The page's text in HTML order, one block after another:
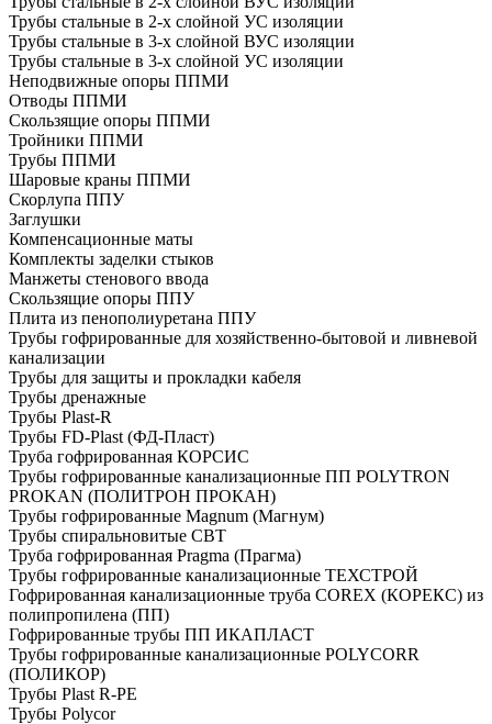
Трубы стальные в 2-х слойной УС изоляции
Трубы стальные в 3-х слойной ВУС изоляции
Трубы стальные в 3-х слойной УС изоляции
Неподвижные опоры ППМИ
Отводы ППМИ
Скользящие опоры ППМИ
Тройники ППМИ
Трубы ППМИ
Шаровые краны ППМИ
Скорлупа ППУ
Заглушки
Компенсационные маты
Комплекты заделки стыков
Манжеты стенового ввода
Скользящие опоры ППУ
Плита из пенополиуретана ППУ
Трубы гофрированные для хозяйственно-бытовой и ливневой
канализации
Трубы для защиты и прокладки кабеля
Трубы дренажные
Трубы Plast-R
Трубы FD-Plast (ФД-Пласт)
Труба гофрированная КОРСИС
Трубы гофрированные канализационные ПП POLYTRON
PROKAN (ПОЛИТРОН ПРОКАН)
Трубы гофрированные Magnum (Магнум)
Трубы спиральновитые СВТ
Труба гофрированная Pragma (Прагма)
Трубы гофрированные канализационные ТЕХСТРОЙ
Гофрированная канализационные труба COREX (КОРЕКС) из
полипропилена (ПП)
Гофрированные трубы ПП ИКАПЛАСТ
Трубы гофрированные канализационные POLYCORR
(ПОЛИКОР)
Трубы Plast R-PE
Трубы Polycor